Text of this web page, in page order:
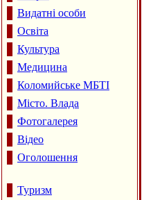
Видатні особи
Освіта
Культура
Медицина
Коломийське МБТІ
Місто. Влада
Фотогалерея
Відео
Оголошення
Туризм